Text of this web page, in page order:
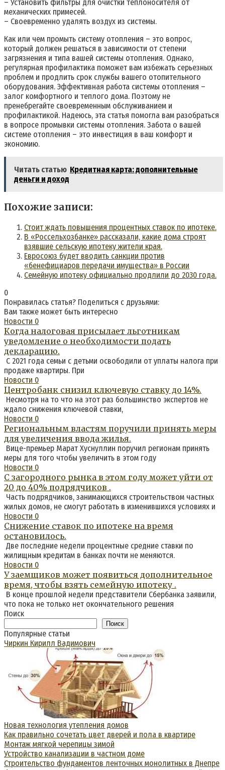
– Установить фильтры для очистки теплоносителя от
механических примесей.
– Своевременно удалять воздух из системы.
Как или чем промыть систему отопления – это вопрос,
который должен решаться в зависимости от степени
загрязнения и типа вашей системы отопления. Однако,
регулярная профилактика поможет вам избежать серьезных
проблем и продлить срок службы вашего отопительного
оборудования. Эффективная работа системы отопления –
залог комфортного и теплого дома. Поэтому не
пренебрегайте своевременным обслуживанием и
профилактикой. Надеюсь, эта статья помогла вам разобраться
в вопросе промывки системы отопления. Забота о вашей
системе отопления – это инвестиция в ваш комфорт и
экономию.
Читать статью Кредитная карта: дополнительные
деньги и доход
Похожие записи:
Стоит ждать повышения процентных ставок по ипотеке.
В «Россельхозбанке» рассказали, какие дома строят
взявшие сельскую ипотеку жители края.
Евросоюз будет вводить санкции против
«бенефициаров передачи имущества» в России
Семейную ипотеку официально продлили до 2030 года.
0
Понравилась статья? Поделиться с друзьями:
Вам также может быть интересно
Новости 0
Когда налоговая присылает льготникам
уведомление о необходимости подать
декларацию.
С 2021 года семьи с детьми освободили от уплаты налога при
продаже квартиры. При
Новости 0
Центробанк снизил ключевую ставку до 14%.
Несмотря на то что на этот раз большинство экспертов не
ждало снижения ключевой ставки,
Новости 0
Региональным властям поручили принять меры
для увеличения ввода жилья.
Вице-премьер Марат Хуснуллин поручил регионам принять
меры для того чтобы увеличить в этом году
Новости 0
С загородного рынка в этом году может уйти от
20 до 40% подрядчиков .
Часть подрядчиков, занимающихся строительством частных
жилых домов, не смогут работать в изменившихся условиях и
Новости 0
Снижение ставок по ипотеке на время
остановилось.
Две последние недели процентные средние ставки по
жилищным кредитам в банках почти не меняются.
Новости 0
У заемщиков может появиться дополнительное
время, чтобы взять семейную ипотеку .
В конце прошлой недели представители Сбербанка заявили,
что пока не только нет окончательного решения
Поиск
Поиск
Популярные статьи
Чиркин Кирилл Вадимович
Новая технология утепления домов
Как правильно сочетать цвет дверей и пола в квартире
Монтаж мягкой черепицы зимой
Устройство канализации в частном доме
Строительство фундаментов ленточных монолитных в Днепре